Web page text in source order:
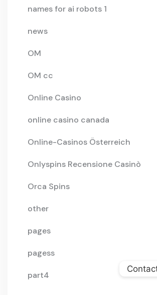
names for ai robots 1
news
OM
OM cc
Online Casino
online casino canada
Online-Casinos Österreich
Onlyspins Recensione Casinò
Orca Spins
other
pages
pagess
part4